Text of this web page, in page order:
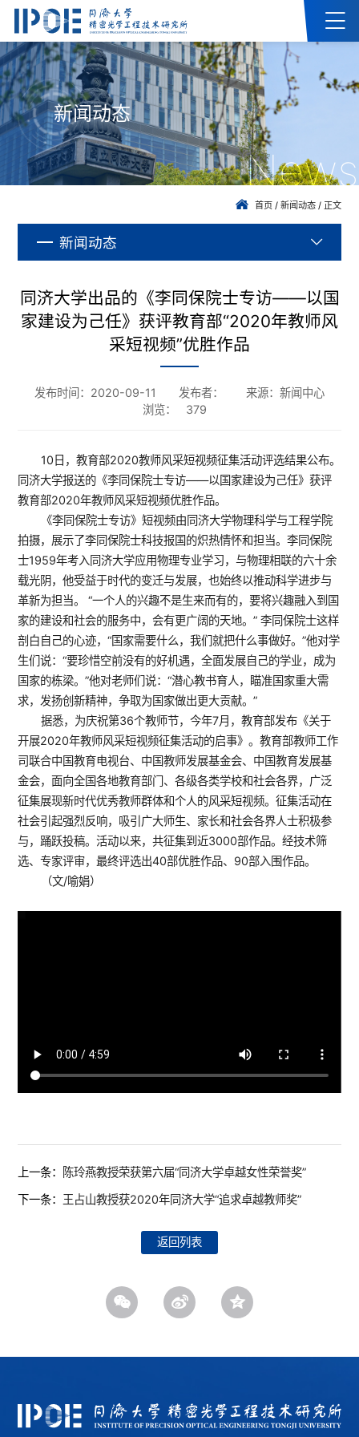
新闻动态
News
首页/ 新闻动态/ 正文
新闻动态
同济大学出品的《李同保院士专访——以国
家建设为己任》获评教育部“2020年教师风
采短视频”优胜作品
发布时间：2020-09-11 发布者：
来源：新闻中心
浏览：
379
10日，教育部2020教师风采短视频征集活动评选结果公布。
同济大学报送的《李同保院士专访——以国家建设为己任》获评
教育部2020年教师风采短视频优胜作品。
《李同保院士专访》短视频由同济大学物理科学与工程学院
拍摄，展示了李同保院士科技报国的炽热情怀和担当。李同保院
士1959年考入同济大学应用物理专业学习，与物理相联的六十余
载光阴，他受益于时代的变迁与发展，也始终以推动科学进步与
革新为担当。 “一个人的兴趣不是生来而有的，要将兴趣融入到国
家的建设和社会的服务中，会有更广阔的天地。” 李同保院士这样
剖白自己的心迹，“国家需要什么，我们就把什么事做好。”他对学
生们说：“要珍惜空前没有的好机遇，全面发展自己的学业，成为
国家的栋梁。”他对老师们说：“潜心教书育人，瞄准国家重大需
求，发扬创新精神，争取为国家做出更大贡献。”
据悉，为庆祝第36个教师节，今年7月，教育部发布《关于
开展2020年教师风采短视频征集活动的启事》。教育部教师工作
司联合中国教育电视台、中国教师发展基金会、中国教育发展基
金会，面向全国各地教育部门、各级各类学校和社会各界，广泛
征集展现新时代优秀教师群体和个人的风采短视频。征集活动在
社会引起强烈反响，吸引广大师生、家长和社会各界人士积极参
与，踊跃投稿。活动以来，共征集到近3000部作品。经技术筛
选、专家评审，最终评选出40部优胜作品、90部入围作品。
（文/喻娟）
上一条： 陈玲燕教授荣获第六届“同济大学卓越女性荣誉奖”
下一条： 王占山教授获2020年同济大学“追求卓越教师奖”
返回列表